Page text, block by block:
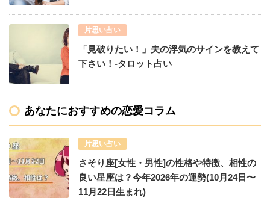
片思い占い
「見破りたい！」夫の浮気のサインを教えて
下さい！-タロット占い
あなたにおすすめの恋愛コラム
片思い占い
さそり座[女性・男性]の性格や特徴、相性の
良い星座は？今年2026年の運勢(10月24日〜
11月22日生まれ)